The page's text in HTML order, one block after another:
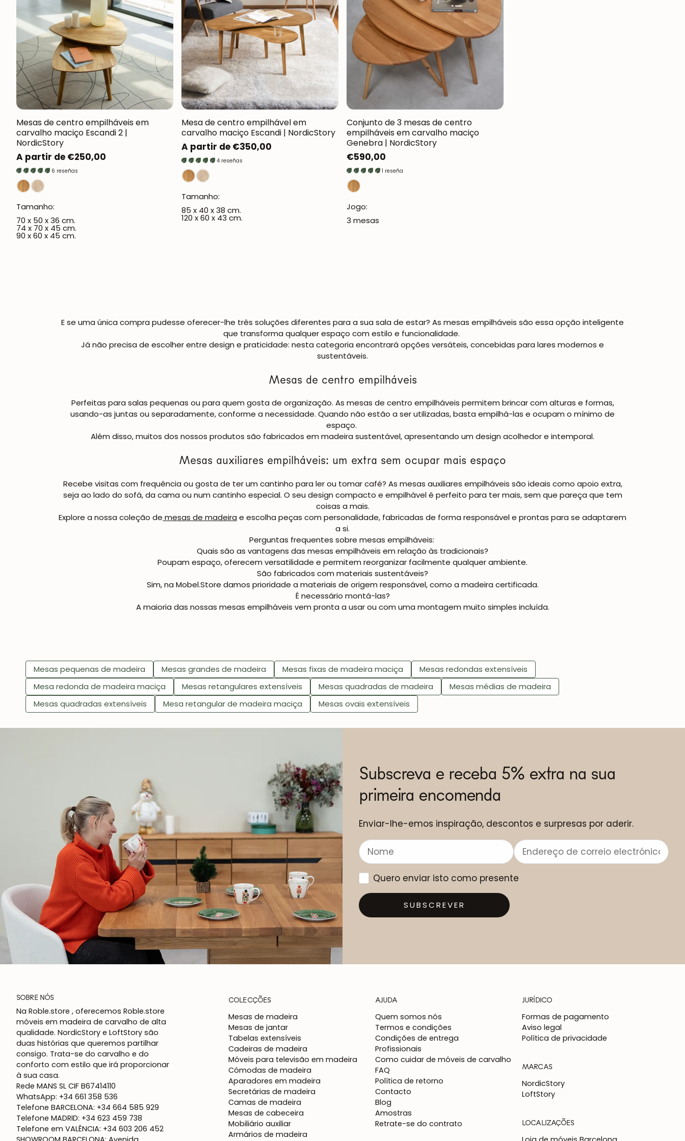
Oxford NordicStory
Mauritz NordicStory
Milan NordicStory
Moritz NordicStory
Regal NordicStory
Runa NordicStory
Mozaik LoftStory
Montenegro LoftStory
Mesas de centro empilháveis em
carvalho maciço Escandi 2 |
NordicStory
Preço
normal
A partir de €250,00
6 reseñas
Tamanho:
70 x 50 x 36 cm.
74 x 70 x 45 cm.
90 x 60 x 45 cm.
Mesa de centro empilhável em
carvalho maciço Escandi | NordicStory
Preço
normal
A partir de €350,00
4 reseñas
Tamanho:
85 x 40 x 38 cm.
120 x 60 x 43 cm.
Conjunto de 3 mesas de centro
empilháveis em carvalho maciço
Genebra | NordicStory
Preço
normal
€590,00
1 reseña
Jogo:
3 mesas
E se uma única compra pudesse oferecer-lhe três soluções diferentes para a sua sala de estar? As mesas empilháveis são essa opção inteligente
que transforma qualquer espaço com estilo e funcionalidade.
Já não precisa de escolher entre design e praticidade: nesta categoria encontrará opções versáteis, concebidas para lares modernos e
sustentáveis.
Mesas de centro empilháveis
Perfeitas para salas pequenas ou para quem gosta de organização. As mesas de centro empilháveis permitem brincar com alturas e formas,
usando-as juntas ou separadamente, conforme a necessidade. Quando não estão a ser utilizadas, basta empilhá-las e ocupam o mínimo de
espaço.
Além disso, muitos dos nossos produtos são fabricados em madeira sustentável, apresentando um design acolhedor e intemporal.
Mesas auxiliares empilháveis: um extra sem ocupar mais espaço
Recebe visitas com frequência ou gosta de ter um cantinho para ler ou tomar café? As mesas auxiliares empilháveis são ideais como apoio extra,
seja ao lado do sofá, da cama ou num cantinho especial. O seu design compacto e empilhável é perfeito para ter mais, sem que pareça que tem
coisas a mais.
Explore a nossa coleção de mesas de madeira e escolha peças com personalidade, fabricadas de forma responsável e prontas para se adaptarem
a si.
Perguntas frequentes sobre mesas empilháveis:
Quais são as vantagens das mesas empilháveis em relação às tradicionais?
Poupam espaço, oferecem versatilidade e permitem reorganizar facilmente qualquer ambiente.
São fabricados com materiais sustentáveis?
Sim, na Mobel.Store damos prioridade a materiais de origem responsável, como a madeira certificada.
É necessário montá-las?
A maioria das nossas mesas empilháveis vem pronta a usar ou com uma montagem muito simples incluída.
Mesas pequenas de madeira Mesas grandes de madeira Mesas fixas de madeira maciça
Mesas redondas extensíveis
Mesa redonda de madeira maciça
Mesas retangulares extensíveis Mesas quadradas de madeira
Mesas médias de madeira
Mesas quadradas extensíveis
Mesa retangular de madeira maciça Mesas ovais extensíveis
Subscreva e receba 5% extra na sua
primeira encomenda
Enviar-lhe-emos inspiração, descontos e surpresas por aderir.
Quero enviar isto como presente
SUBSCREVER
SOBRE NÓS
Na Roble.store , oferecemos Roble.store
móveis em madeira de carvalho de alta
qualidade. NordicStory e LoftStory são
duas histórias que queremos partilhar
consigo. Trata-se do carvalho e do
conforto com estilo que irá proporcionar
à sua casa.
Rede MANS SL CIF B67414110
WhatsApp: +34 661 358 536
Telefone BARCELONA: +34 664 585 929
Telefone MADRID: +34 623 459 738
Telefone em VALÊNCIA: +34 603 206 452
COLECÇÕES
Mesas de madeira
Mesas de jantar
Tabelas extensíveis
Cadeiras de madeira
Móveis para televisão em madeira
Cómodas de madeira
Aparadores em madeira
Secretárias de madeira
Camas de madeira
Mesas de cabeceira
Mobiliário auxiliar
Armários de madeira
AJUDA
Quem somos nós
Termos e condições
Condições de entrega
Profissionais
Como cuidar de móveis de carvalho
FAQ
Política de retorno
Contacto
Blog
Amostras
Retrate-se do contrato
JURÍDICO
Formas de pagamento
Aviso legal
Política de privacidade
MARCAS
NordicStory
LoftStory
LOCALIZAÇÕES